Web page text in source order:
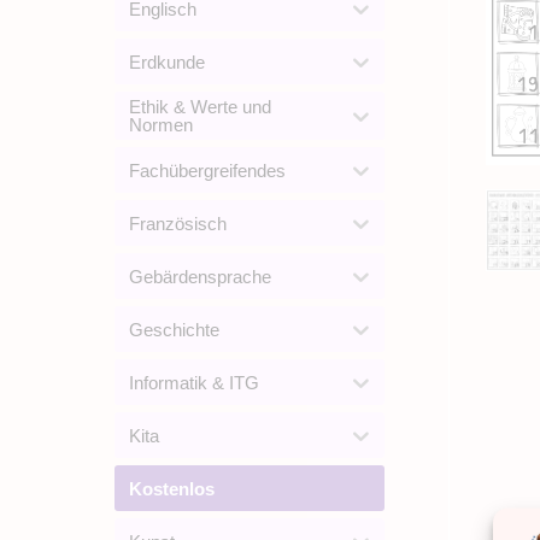
Englisch
Erdkunde
Ethik & Werte und
Normen
Fachübergreifendes
Französisch
Gebärdensprache
Geschichte
Informatik & ITG
Kita
Kostenlos